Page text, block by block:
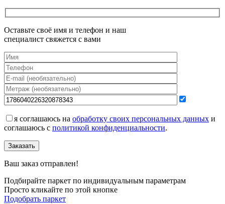
Оставьте своё имя и телефон и наш
специалист свяжется с вами
я соглашаюсь на обработку своих персональных данных и
соглашаюсь с политикой конфиденциальности.
Заказать
Ваш заказ отправлен!
Подбирайте паркет по индивидуальным параметрам
Просто кликайте по этой кнопке
Подобрать паркет